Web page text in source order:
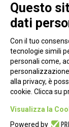
Questo
dati
Con il tuo
tecnologie simili
personali come,
alla privacy, è
cookie. Clicca su
Visualizza la
Powered by